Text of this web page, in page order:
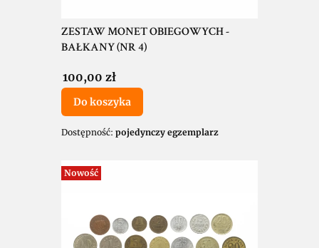
ZESTAW MONET OBIEGOWYCH -
BAŁKANY (NR 4)
Cena
100,00 zł
Do koszyka
Dostępność: pojedynczy egzemplarz
Nowość